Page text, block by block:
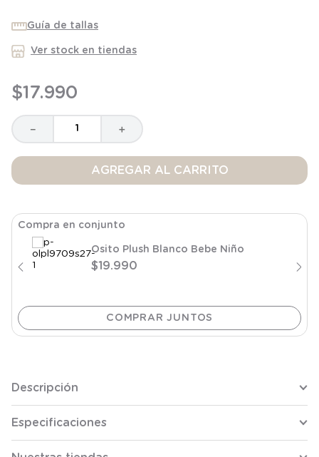
Guía de tallas
Ver stock en tiendas
$17.990
＋
－
AGREGAR AL CARRITO
Compra en conjunto
Osito Plush Blanco Bebe Niño
$19.990
Descripción
Especificaciones